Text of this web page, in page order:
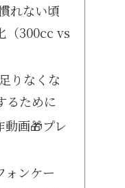
れない頃
（300cc vs
りなくな
るために
動画🎁プレ
ォンケー